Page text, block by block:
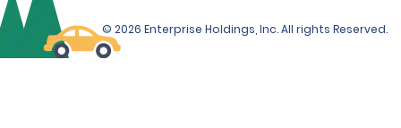
© 2026 Enterprise Holdings, Inc. All rights Reserved.